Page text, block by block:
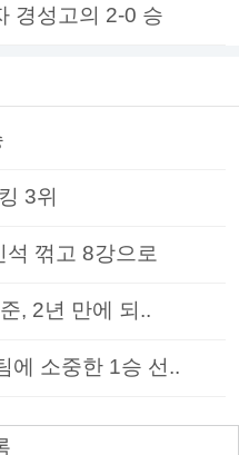
경성고의 2-0 승
3위
꺾고 8강으로
, 2년 만에 되..
에 소중한 1승 선..